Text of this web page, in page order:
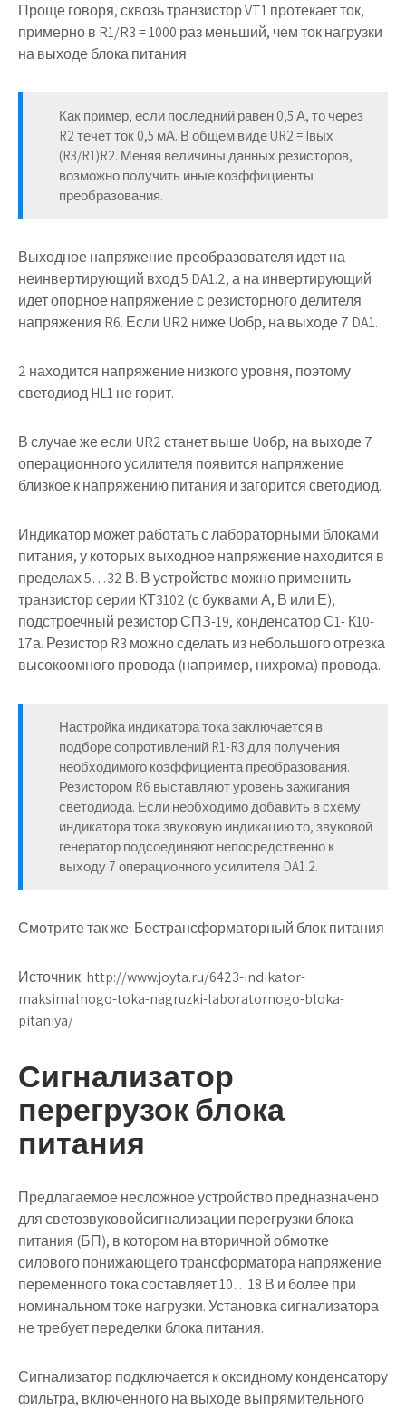
Проще говоря, сквозь транзистор VT1 протекает ток,
примерно в R1/R3 = 1000 раз меньший, чем ток нагрузки
на выходе блока питания.
Как пример, если последний равен 0,5 А, то через
R2 течет ток 0,5 мА. В общем виде UR2 = Iвых
(R3/R1)R2. Меняя величины данных резисторов,
возможно получить иные коэффициенты
преобразования.
Выходное напряжение преобразователя идет на
неинвертирующий вход 5 DA1.2, а на инвертирующий
идет опорное напряжение с резисторного делителя
напряжения R6. Если UR2 ниже Uобр, на выходе 7 DA1.
2 находится напряжение низкого уровня, поэтому
светодиод HL1 не горит.
В случае же если UR2 станет выше Uобр, на выходе 7
операционного усилителя появится напряжение
близкое к напряжению питания и загорится светодиод.
Индикатор может работать с лабораторными блоками
питания, у которых выходное напряжение находится в
пределах 5…32 В. В устройстве можно применить
транзистор серии КТ3102 (с буквами А, В или Е),
подстроечный резистор СПЗ-19, конденсатор С1- К10-
17а. Резистор R3 можно сделать из небольшого отрезка
высокоомного провода (например, нихрома) провода.
Настройка индикатора тока заключается в
подборе сопротивлений R1-R3 для получения
необходимого коэффициента преобразования.
Резистором R6 выставляют уровень зажигания
светодиода. Если необходимо добавить в схему
индикатора тока звуковую индикацию то, звуковой
генератор подсоединяют непосредственно к
выходу 7 операционного усилителя DA1.2.
Смотрите так же: Бестрансформаторный блок питания
Источник: http://www.joyta.ru/6423-indikator-
maksimalnogo-toka-nagruzki-laboratornogo-bloka-
pitaniya/
Сигнализатор
перегрузок блока
питания
Предлагаемое несложное устройство предназначено
для светозвуковойсигнализации перегрузки блока
питания (БП), в котором на вторичной обмотке
силового понижающего трансформатора напряжение
переменного тока составляет 10…18 В и более при
номинальном токе нагрузки. Установка сигнализатора
не требует переделки блока питания.
Сигнализатор подключается к оксидному конденсатору
фильтра, включенного на выходе выпрямительного